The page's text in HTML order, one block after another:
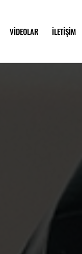
VİDEOLAR İLETİŞİM